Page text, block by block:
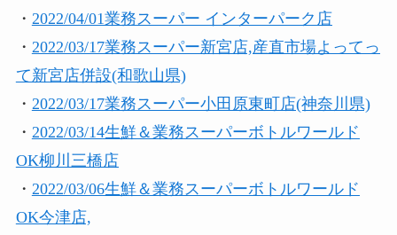
・ 2022/04/01業務スーパー インターパーク店
・ 2022/03/17業務スーパー新宮店,産直市場よってっ
て新宮店併設(和歌山県)
・ 2022/03/17業務スーパー小田原東町店(神奈川県)
・ 2022/03/14生鮮＆業務スーパーボトルワールド
OK柳川三橋店
・ 2022/03/06生鮮＆業務スーパーボトルワールド
OK今津店,